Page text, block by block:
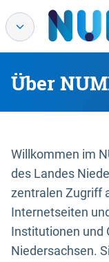
Über
Willkommen im
des Landes
zentralen Zugriff
Internetseiten
Institutionen und
Niedersachsen.